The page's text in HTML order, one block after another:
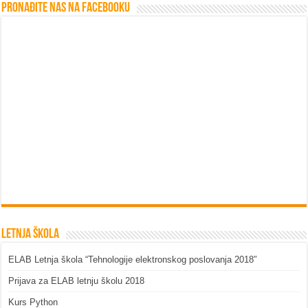
Pronađite nas na Facebooku
Letnja škola
ELAB Letnja škola “Tehnologije elektronskog poslovanja 2018″
Prijava za ELAB letnju školu 2018
Kurs Python